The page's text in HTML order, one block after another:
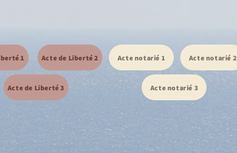
1 Acte de Liberté 2
Acte de Liberté 3
Acte notarié 1 Acte notarié 2
Acte notarié 3